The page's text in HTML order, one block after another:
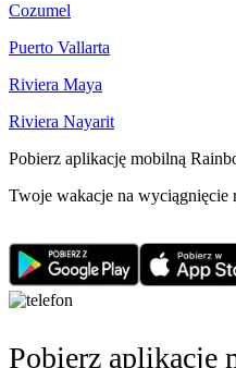
Cozumel
Puerto Vallarta
Riviera Maya
Riviera Nayarit
Pobierz aplikację mobilną
Twoje wakacje na wyciągnięcie
Pobierz aplikację